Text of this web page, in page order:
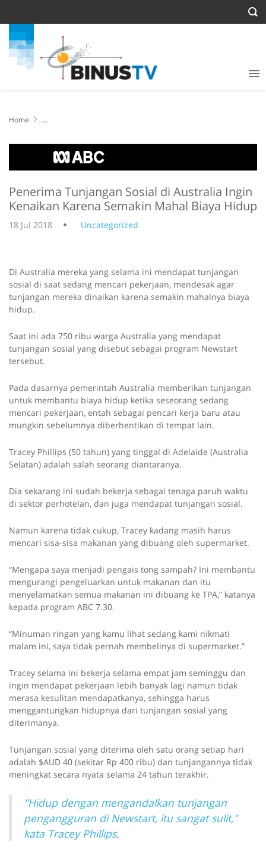
Home
Semakin Mahal Biaya Hidup
Penerima Tunjangan Sosial di Australia Ingin
Kenaikan Karena Semakin Mahal Biaya Hidup
18 Jul 2018 Uncategorized
Di Australia mereka yang selama ini mendapat tunjangan
sosial di saat sedang mencari pekerjaan, mendesak agar
tunjangan mereka dinaikan karena semakin mahalnya biaya
hidup.
Saat ini ada 750 ribu warga Australia yang mendapat
tunjangan sosial yang disebut sebagai program Newstart
tersebut.
Pada dasarnya pemerintah Australia memberikan tunjangan
untuk membantu biaya hidup ketika seseorang sedang
mencari pekerjaan, entah sebagai pencari kerja baru atau
mungkin sebelumnya diberhentikan di tempat lain.
Tracey Phillips (50 tahun) yang tinggal di Adelaide (Australia
Selatan) adalah salah seorang diantaranya.
Dia sekarang ini sudah bekerja sebagai tenaga paruh waktu
di sektor perhotelan, dan juga mendapat tunjangan sosial.
Namun karena tidak cukup, Tracey kadang masih harus
mencari sisa-sisa makanan yang dibuang oleh supermarket.
“Mengapa saya menjadi pengais tong sampah? Ini membantu
mengurangi pengeluarkan untuk makanan dan itu
menyelamatkan semua makanan ini dibuang ke TPA,” katanya
kepada program ABC 7.30.
“Minuman ringan yang kamu lihat sedang kami nikmati
malam ini, saya tidak pernah membelinya di supermarket.”
Tracey selama ini bekerja selama empat jam seminggu dan
ingin mendapat pekerjaan lebih banyak lagi namun tidak
merasa kesulitan mendapatkanya, sehingga harus
menggantungkan hidupnya dari tunjangan sosial yang
diterimanya.
Tunjangan sosial yang diterima oleh satu orang setiap hari
adalah $AUD 40 (sekitar Rp 400 ribu) dan tunjangannya tidak
meningkat secara nyata selama 24 tahun terakhir.
"Hidup dengan mengandalkan tunjangan
pengangguran di Newstart, itu sangat sulit,"
kata Tracey Phillips.